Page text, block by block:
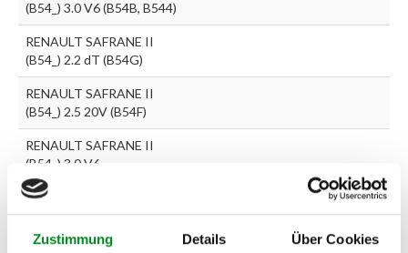
Zustimmung Details Über Cookies
(B54_) 3.0 V6 (B54B, B544)
RENAULT SAFRANE II
(B54_) 2.2 dT (B54G)
RENAULT SAFRANE II
(B54_) 2.5 20V (B54F)
RENAULT SAFRANE II
(B54_) 3.0 V6
Support kontaktieren (
, Telefon oder E-Mail).